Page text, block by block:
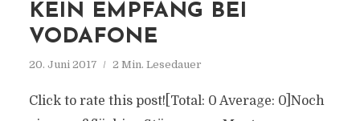
KEIN EMPFANG BEI
VODAFONE
20. Juni 2017 2 Min. Lesedauer
Click to rate this post![Total: 0 Average: 0]Noch